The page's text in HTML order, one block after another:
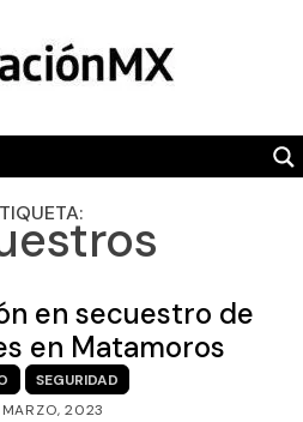
OPINIÓN
SECTION
VIDEOS
en secuestro de
en Matamoros
SEGURIDAD
MARZO, 2023